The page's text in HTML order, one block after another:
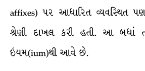
affixes) પર આધારિત વ્યવસ્થિત
શ્રેણી દાખલ કરી હતી. આ બધાં
ઇયમ(ium)થી આવે છે.